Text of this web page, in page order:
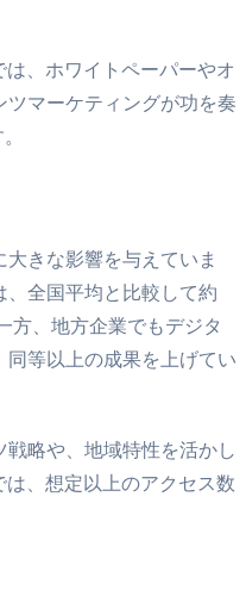
、ホワイトペーパーやオ
ツマーケティングが功を奏
きな影響を与えていま
全国平均と比較して約
方、地方企業でもデジタ
同等以上の成果を上げてい
略や、地域特性を活かし
、想定以上のアクセス数